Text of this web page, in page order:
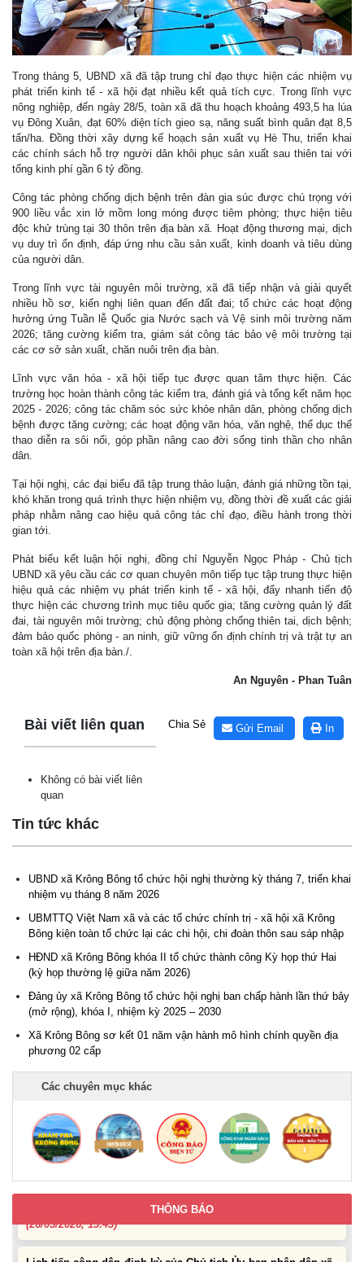
Trong tháng 5, UBND xã đã tập trung chỉ đạo thực hiện các nhiệm vụ
phát triển kinh tế - xã hội đạt nhiều kết quả tích cực. Trong lĩnh vực
nông nghiệp, đến ngày 28/5, toàn xã đã thu hoạch khoảng 493,5 ha lúa
vụ Đông Xuân, đạt 60% diện tích gieo sạ, năng suất bình quân đạt 8,5
tấn/ha. Đồng thời xây dựng kế hoạch sản xuất vụ Hè Thu, triển khai
các chính sách hỗ trợ người dân khôi phục sản xuất sau thiên tai với
tổng kinh phí gần 6 tỷ đồng.
Công tác phòng chống dịch bệnh trên đàn gia súc được chú trọng với
900 liều vắc xin lở mồm long móng được tiêm phòng; thực hiện tiêu
độc khử trùng tại 30 thôn trên địa bàn xã. Hoạt động thương mại, dịch
vụ duy trì ổn định, đáp ứng nhu cầu sản xuất, kinh doanh và tiêu dùng
của người dân.
Trong lĩnh vực tài nguyên môi trường, xã đã tiếp nhận và giải quyết
nhiều hồ sơ, kiến nghị liên quan đến đất đai; tổ chức các hoạt động
hưởng ứng Tuần lễ Quốc gia Nước sạch và Vệ sinh môi trường năm
2026; tăng cường kiểm tra, giám sát công tác bảo vệ môi trường tại
các cơ sở sản xuất, chăn nuôi trên địa bàn.
Lĩnh vực văn hóa - xã hội tiếp tục được quan tâm thực hiện. Các
trường học hoàn thành công tác kiểm tra, đánh giá và tổng kết năm học
2025 - 2026; công tác chăm sóc sức khỏe nhân dân, phòng chống dịch
bệnh được tăng cường; các hoạt động văn hóa, văn nghệ, thể dục thể
thao diễn ra sôi nổi, góp phần nâng cao đời sống tinh thần cho nhân
dân.
Tại hội nghị, các đại biểu đã tập trung thảo luận, đánh giá những tồn tại,
khó khăn trong quá trình thực hiện nhiệm vụ, đồng thời đề xuất các giải
pháp nhằm nâng cao hiệu quả công tác chỉ đạo, điều hành trong thời
gian tới.
Phát biểu kết luận hội nghị, đồng chí Nguyễn Ngọc Pháp - Chủ tịch
UBND xã yêu cầu các cơ quan chuyên môn tiếp tục tập trung thực hiện
hiệu quả các nhiệm vụ phát triển kinh tế - xã hội, đẩy nhanh tiến độ
thực hiện các chương trình mục tiêu quốc gia; tăng cường quản lý đất
đai, tài nguyên môi trường; chủ động phòng chống thiên tai, dịch bệnh;
đảm bảo quốc phòng - an ninh, giữ vững ổn định chính trị và trật tự an
toàn xã hội trên địa bàn./.
An Nguyên - Phan Tuân
In
Gửi Email
Chia Sẻ
Bài viết liên quan
Không có bài viết liên
quan
Tin tức khác
UBND xã Krông Bông tổ chức hội nghị thường kỳ tháng 7, triển khai
nhiệm vụ tháng 8 năm 2026
UBMTTQ Việt Nam xã và các tổ chức chính trị - xã hội xã Krông
Bông kiện toàn tổ chức lại các chi hội, chi đoàn thôn sau sáp nhập
HĐND xã Krông Bông khóa II tổ chức thành công Kỳ họp thứ Hai
(kỳ họp thường lệ giữa năm 2026)
Đảng ủy xã Krông Bông tổ chức hội nghị ban chấp hành lần thứ bảy
(mở rộng), khóa I, nhiệm kỳ 2025 – 2030
Xã Krông Bông sơ kết 01 năm vận hành mô hình chính quyền địa
phương 02 cấp
Các chuyên mục khác
THÔNG BÁO
Krông Bông tháng 08 năm 2026
(30/07/2026, 20:33)
Lịch tiếp công dân định kỳ của Thường trực HĐND xã tháng
08 năm 2026
(28/07/2026, 16:27)
Uỷ ban nhân dân xã Krông Bông Thông báo lịch Tiếp công
dân định kỳ tháng 07 năm 2026 của Chủ tịch UBND xã
(29/06/2026, 16:39)
Thông báo về việc bán tài sản là tang vật, phương tiện vi
phạm hành chính bị tịch thu sung công quỹ Nhà nước
05 năm 2026
(22/05/2026, 16:40)
Lịch tiếp công dân của Chủ tịch UBND xã Krông Bông trong
tháng 05/2026